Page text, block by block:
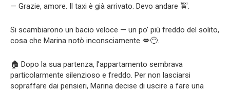
— Grazie, amore. Il taxi è già arrivato. Devo andare 🚖.
Si scambiarono un bacio veloce — un po’ più freddo del solito,
cosa che Marina notò inconsciamente 💋😶.
🏠 Dopo la sua partenza, l’appartamento sembrava
particolarmente silenzioso e freddo. Per non lasciarsi
sopraffare dai pensieri, Marina decise di uscire a fare una